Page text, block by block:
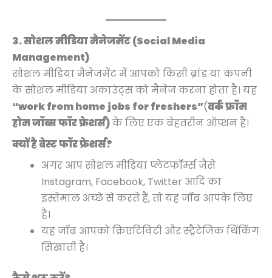
3. सोशल मीडिया मैनेजमेंट (Social Media
Management)
सोशल मीडिया मैनेजमेंट में आपको किसी ब्रांड या कंपनी
के सोशल मीडिया अकाउंट्स को मैनेज करना होता है। यह
“work from home jobs for freshers”(वर्क फ्रॉम
होम जॉब्स फॉर फ्रेशर्स)के लिए एक बेहतरीन ऑप्शन है।
क्यों है बेस्ट फॉर फ्रेशर्स?
अगर आप सोशल मीडिया प्लेटफॉर्म्स जैसे
Instagram, Facebook, Twitter आदि का
इस्तेमाल अच्छे से करते हैं, तो यह जॉब आपके लिए
है।
यह जॉब आपको क्रिएटिविटी और स्ट्रैटेजिक थिंकिंग
सिखाती है।